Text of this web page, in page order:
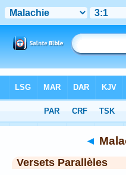
Chapitre 3 > Verset 1
◄
Versets Parallèles